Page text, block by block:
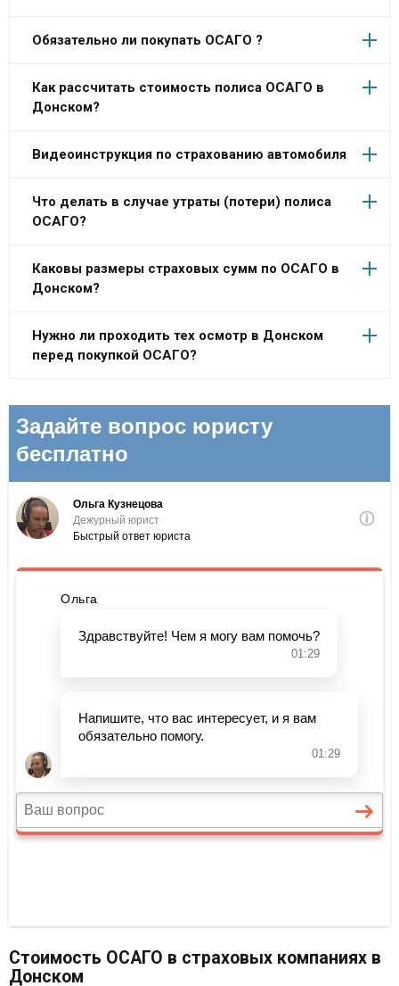
Обязательно ли покупать ОСАГО ?
Как рассчитать стоимость полиса ОСАГО в
Донском?
Видеоинструкция по страхованию автомобиля
Что делать в случае утраты (потери) полиса
ОСАГО?
Каковы размеры страховых сумм по ОСАГО в
Донском?
Нужно ли проходить тех осмотр в Донском
перед покупкой ОСАГО?
Стоимость ОСАГО в страховых компаниях в
Донском